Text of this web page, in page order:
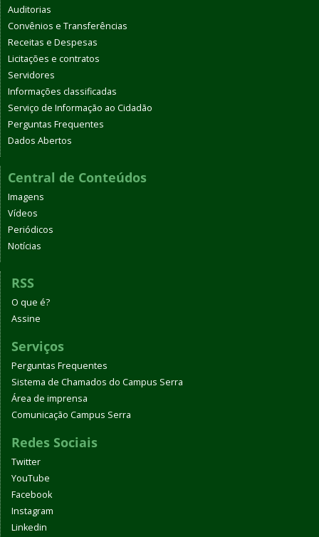
Auditorias
Convênios e Transferências
Receitas e Despesas
Licitações e contratos
Servidores
Informações classificadas
Serviço de Informação ao Cidadão
Perguntas Frequentes
Dados Abertos
Central de Conteúdos
Imagens
Vídeos
Periódicos
Notícias
RSS
O que é?
Assine
Serviços
Perguntas Frequentes
Sistema de Chamados do Campus Serra
Área de imprensa
Comunicação Campus Serra
Redes Sociais
Twitter
YouTube
Facebook
Instagram
Linkedin